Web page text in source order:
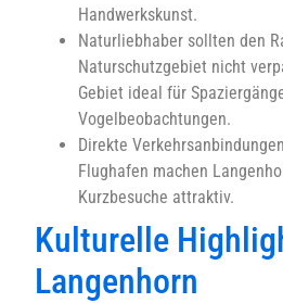
Handwerkskunst.
Naturliebhaber sollten den
Naturschutzgebiet nicht
Gebiet ideal für
Vogelbeobachtungen.
Direkte
Flughafen machen
Kurzbesuche attraktiv.
Kulturelle
Langenhorn